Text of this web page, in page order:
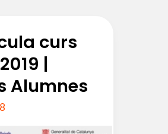
curs
|
Alumnes